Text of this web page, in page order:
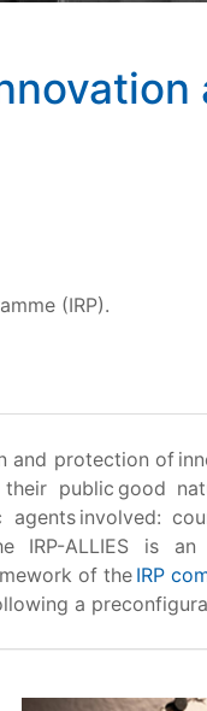
(IRP).
and protection of
public good
involved:
ALLIES is an
of the IRP
a